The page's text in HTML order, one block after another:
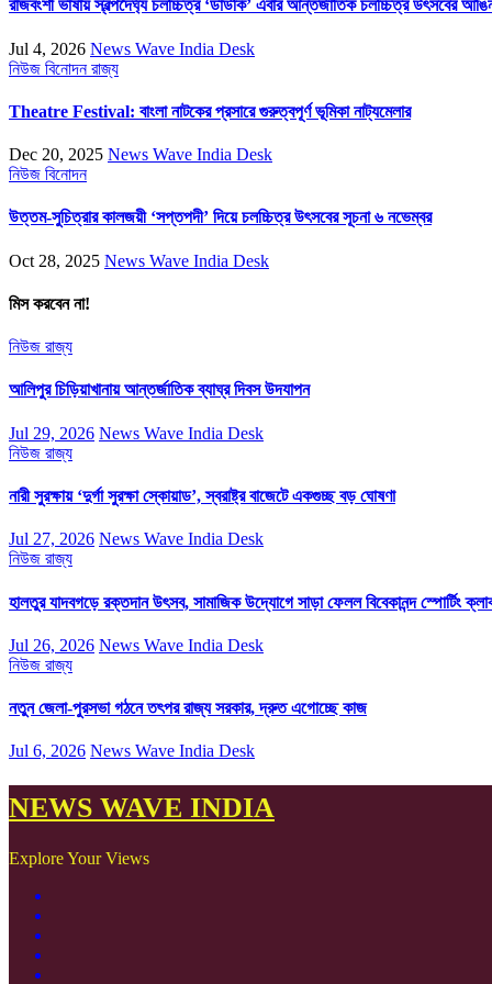
রাজবংশী ভাষায় স্বল্পদৈর্ঘ্য চলচ্চিত্র ‘ডাউকি’ এবার আন্তর্জাতিক চলচ্চিত্র উৎসবের
Jul 4, 2026 News Wave India Desk
নিউজ বিনোদনরাজ্য
Theatre Festival: বাংলা নাটকের প্রসারে গুরুত্বপূর্ণ ভূমিকা নাট্যমেলার
Dec 20, 2025 News Wave India Desk
নিউজ বিনোদন
উত্তম-সুচিত্রার কালজয়ী ‘সপ্তপদী’ দিয়ে চলচ্চিত্র উৎসবের সূচনা ৬ নভেম্বর
Oct 28, 2025 News Wave India Desk
মিস করবেন না!
নিউজ রাজ্য
আলিপুর চিড়িয়াখানায় আন্তর্জাতিক ব্যাঘ্র দিবস উদযাপন
Jul 29, 2026 News Wave India Desk
নিউজ রাজ্য
নারী সুরক্ষায় ‘দুর্গা সুরক্ষা স্কোয়াড’, স্বরাষ্ট্র বাজেটে একগুচ্ছ বড় ঘোষণা
Jul 27, 2026 News Wave India Desk
নিউজ রাজ্য
হালতুর যাদবগড়ে রক্তদান উৎসব, সামাজিক উদ্যোগে সাড়া ফেলল বিবেকানন্দ স্পোর্টিং
Jul 26, 2026 News Wave India Desk
নিউজ রাজ্য
নতুন জেলা-পুরসভা গঠনে তৎপর রাজ্য সরকার, দ্রুত এগোচ্ছে কাজ
Jul 6, 2026 News Wave India Desk
NEWS WAVE INDIA
Explore Your Views